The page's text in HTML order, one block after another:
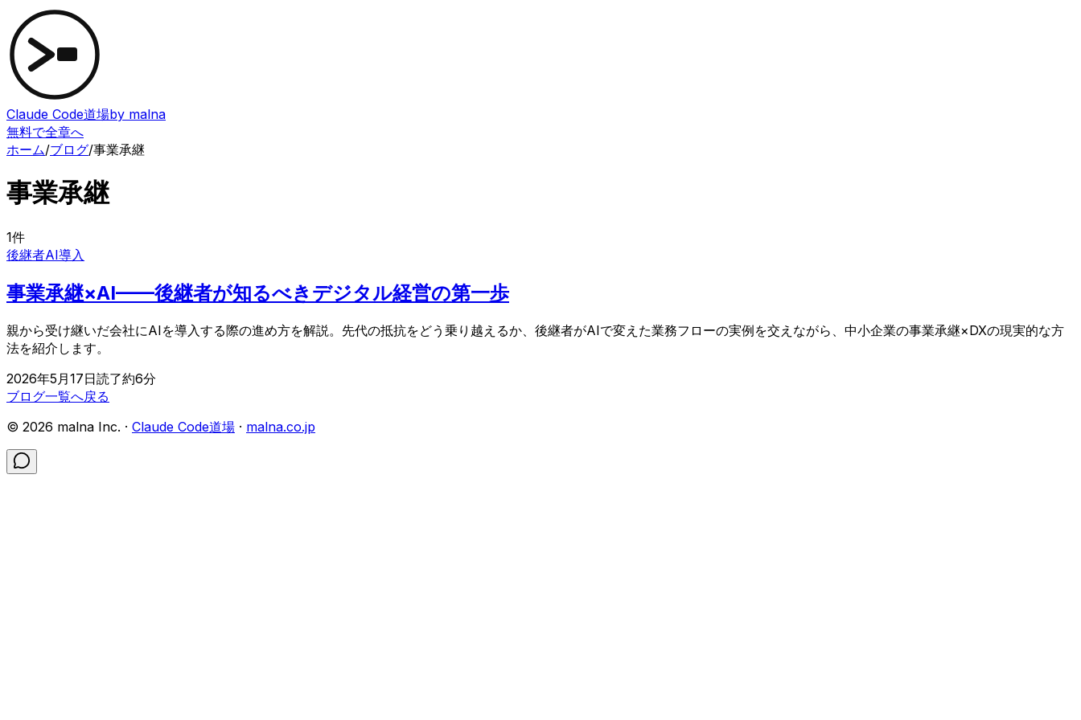
Claude Code道場by malna
無料で全章へ
ホーム/ブログ/事業承継
事業承継
1件
後継者AI導入
事業承継×AI——後継者が知るべきデジタル経営の第一歩
親から受け継いだ会社にAIを導入する際の進め方を解説。先代の抵抗をどう乗り越えるか、後継者がAIで変えた業務フローの実例を交えながら、中小企業の事業承継×DXの現実的な方
法を紹介します。
2026年5月17日読了約6分
ブログ一覧へ戻る
© 2026 malna Inc. · Claude Code道場 · malna.co.jp